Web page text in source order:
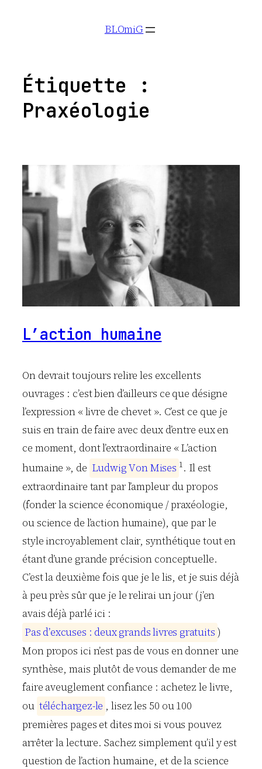
BLOmiG
Étiquette :
Praxéologie
L’action humaine
On devrait toujours relire les excellents
ouvrages : c’est bien d’ailleurs ce que désigne
l’expression « livre de chevet ». C’est ce que je
suis en train de faire avec deux d’entre eux en
ce moment, dont l’extraordinaire « L’action
humaine », de LudwigVonMises 1. Il est
extraordinaire tant par l’ampleur du propos
(fonder la science économique / praxéologie,
ou science de l’action humaine), que par le
style incroyablement clair, synthétique tout en
étant d’une grande précision conceptuelle.
C’est la deuxième fois que je le lis, et je suis déjà
à peu près sûr que je le relirai un jour (j’en
avais déjà parlé ici :
Pas d’excuses : deuxgrandslivres gratuits )
Mon propos ici n’est pas de vous en donner une
synthèse, mais plutôt de vous demander de me
faire aveuglement confiance : achetez le livre,
ou téléchargez-le , lisez les 50 ou 100
premières pages et dites moi si vous pouvez
arrêter la lecture. Sachez simplement qu’il y est
question de l’action humaine, et de la science